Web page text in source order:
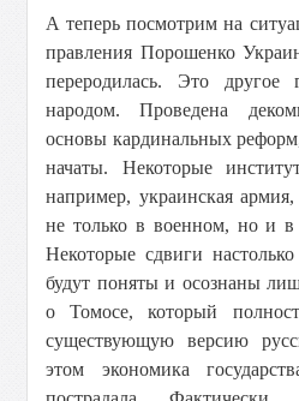
А теперь посмотрим на
правления Порошенко
переродилась. Это другое
народом. Проведена
основы кардинальных
начаты. Некоторые
например, украинская армия,
не только в военном, но и в
Некоторые сдвиги
будут поняты и осознаны
о Томосе, который
существующую версию
этом экономика